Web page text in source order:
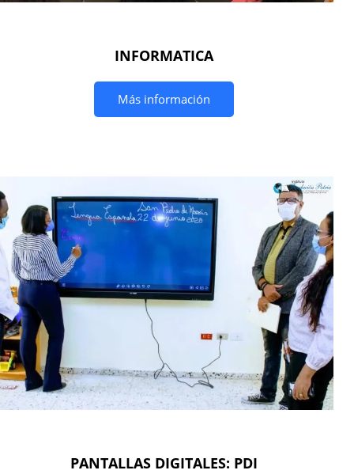
INFORMATICA
Más información
PANTALLAS DIGITALES: PDI